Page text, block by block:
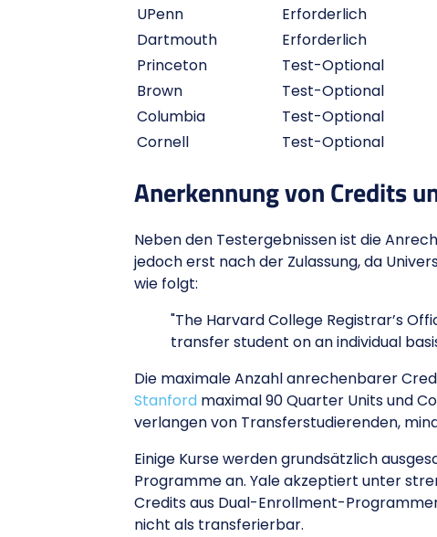
UPenn
Erforderlich
Dartmouth
Erforderlich
Princeton
Test-Optional
Brown
Test-Optional
Columbia
Test-Optional
Cornell
Test-Optional
Anerkennung von Credits
Neben den Testergebnissen ist die
jedoch erst nach der Zulassung, da
wie folgt:
"The Harvard College Registrar’s
transfer student on an individual
Die maximale Anzahl anrechenbarer
Stanford maximal 90 Quarter Units und
verlangen von Transferstudierenden,
Einige Kurse werden grundsätzlich
Programme an. Yale akzeptiert unter
Credits aus Dual-Enrollment-
nicht als transferierbar.